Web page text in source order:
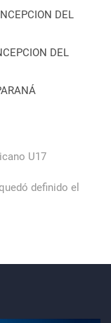
DEL
DEL
U17
definido el